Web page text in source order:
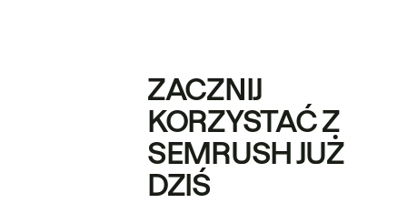
ZACZNIJ
KORZYSTAĆ Z
SEMRUSH JUŻ
DZIŚ